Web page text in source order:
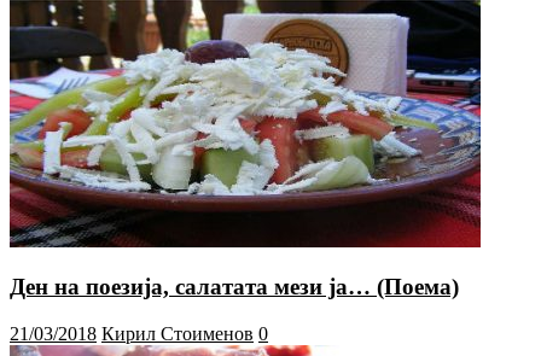
Ден на поезија, салатата мези ја… (Поема)
21/03/2018 Кирил Стоименов 0